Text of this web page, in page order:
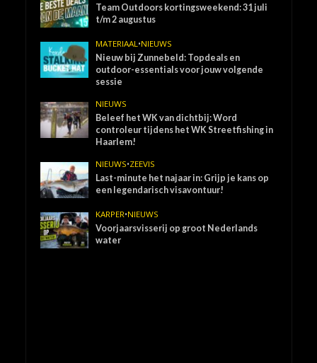
Team Outdoors kortingsweekend: 31 juli
t/m 2 augustus
MATERIAAL •NIEUWS
Nieuw bij Zunnebeld: Topdeals en
outdoor-essentials voor jouw volgende
sessie
NIEUWS
Beleef het WK van dichtbij: Word
controleur tijdens het WK Streetfishing in
Haarlem!
NIEUWS•ZEEVIS
Last-minute het najaar in: Grijp je kans op
een legendarisch visavontuur!
KARPER•NIEUWS
Voorjaarsvisserij op groot Nederlands
water